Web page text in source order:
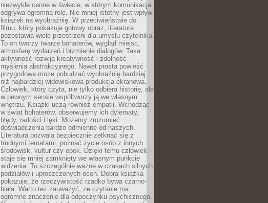
niezwykle cenne w świecie, w którym komunikacja
odgrywa ogromną rolę. Nie mniej istotny jest wpływ
książek na wyobraźnię. W przeciwieństwie do
filmu, który pokazuje gotowy obraz, literatura
pozostawia wiele przestrzeni dla umysłu czytelnika.
To on tworzy twarze bohaterów, wygląd miejsc,
atmosferę wydarzeń i brzmienie dialogów. Taka
aktywność rozwija kreatywność i zdolność
myślenia abstrakcyjnego. Nawet prosta powieść
przygodowa może pobudzać wyobraźnię bardziej
niż najbardziej widowiskowa produkcja ekranowa.
Człowiek, który czyta, nie tylko odbiera historię, ale
w pewnym sensie współtworzy ją we własnym
wnętrzu. Książki uczą również empatii. Wchodząc
w świat bohaterów, obserwujemy ich dylematy,
błędy, radości i lęki. Możemy zrozumieć
doświadczenia bardzo odmienne od naszych.
Literatura pozwala bezpiecznie zetknąć się z
trudnymi tematami, poznać życie osób z innych
środowisk, kultur czy epok. Dzięki temu człowiek
staje się mniej zamknięty we własnym punkcie
widzenia. To szczególnie ważne w czasach silnych
podziałów i uproszczonych ocen. Dobra książka
pokazuje, że rzeczywistość rzadko bywa czarno-
biała. Warto też zauważyć, że czytanie ma
ogromne znaczenie dla odpoczynku psychicznego.